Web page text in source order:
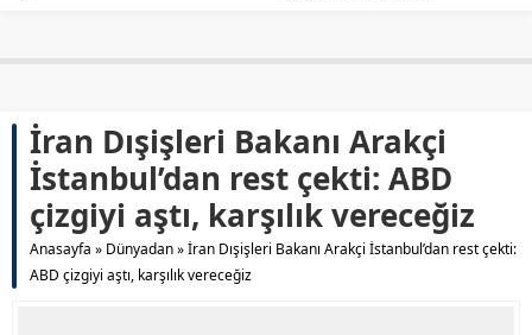
İran Dışişleri Bakanı Arakçi
İstanbul’dan rest çekti: ABD
çizgiyi aştı, karşılık vereceğiz
Anasayfa » Dünyadan»İran Dışişleri Bakanı Arakçi İstanbul’dan rest çekti:
ABD çizgiyi aştı, karşılık vereceğiz